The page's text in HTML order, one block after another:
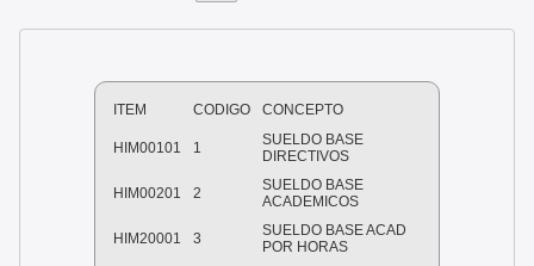
ITEM CODIGO CONCEPTO
HIM00101 1
SUELDO BASE
DIRECTIVOS
HIM00201 2
SUELDO BASE
ACADEMICOS
HIM20001 3
SUELDO BASE ACAD
POR HORAS